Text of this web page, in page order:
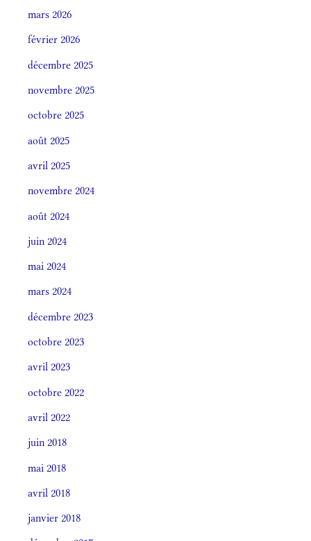
mars 2026
février 2026
décembre 2025
novembre 2025
octobre 2025
août 2025
avril 2025
novembre 2024
août 2024
juin 2024
mai 2024
mars 2024
décembre 2023
octobre 2023
avril 2023
octobre 2022
avril 2022
juin 2018
mai 2018
avril 2018
janvier 2018